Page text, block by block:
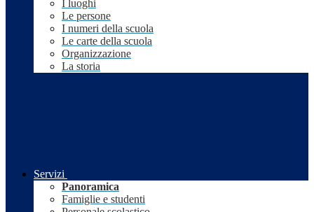
I luoghi
Le persone
I numeri della scuola
Le carte della scuola
Organizzazione
La storia
Servizi
Panoramica
Famiglie e studenti